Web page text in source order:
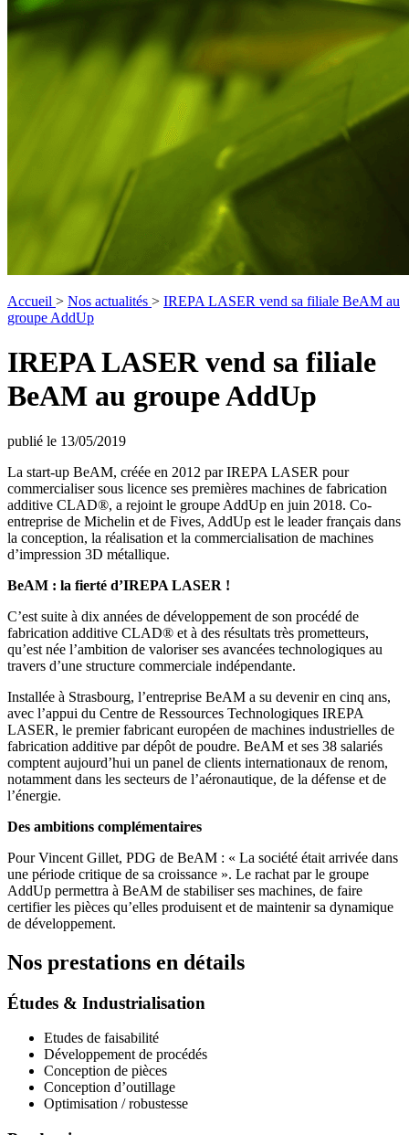
Accueil > Nos actualités > IREPA LASER vend sa filiale BeAM au
groupe AddUp
IREPA LASER vend sa filiale
BeAM au groupe AddUp
publié le 13/05/2019
La start-up BeAM, créée en 2012 par IREPA LASER pour
commercialiser sous licence ses premières machines de fabrication
additive CLAD®, a rejoint le groupe AddUp en juin 2018. Co-
entreprise de Michelin et de Fives, AddUp est le leader français dans
la conception, la réalisation et la commercialisation de machines
d’impression 3D métallique.
BeAM : la fierté d’IREPA LASER !
C’est suite à dix années de développement de son procédé de
fabrication additive CLAD® et à des résultats très prometteurs,
qu’est née l’ambition de valoriser ses avancées technologiques au
travers d’une structure commerciale indépendante.
Installée à Strasbourg, l’entreprise BeAM a su devenir en cinq ans,
avec l’appui du Centre de Ressources Technologiques IREPA
LASER, le premier fabricant européen de machines industrielles de
fabrication additive par dépôt de poudre. BeAM et ses 38 salariés
comptent aujourd’hui un panel de clients internationaux de renom,
notamment dans les secteurs de l’aéronautique, de la défense et de
l’énergie.
Des ambitions complémentaires
Pour Vincent Gillet, PDG de BeAM : « La société était arrivée dans
une période critique de sa croissance ». Le rachat par le groupe
AddUp permettra à BeAM de stabiliser ses machines, de faire
certifier les pièces qu’elles produisent et de maintenir sa dynamique
de développement.
Nos prestations en détails
Études & Industrialisation
Etudes de faisabilité
Développement de procédés
Conception de pièces
Conception d’outillage
Optimisation / robustesse